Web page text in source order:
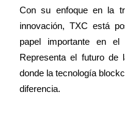
Inversión automática
Con su enfoque en la
innovación, TXC está
papel importante en el
Representa el futuro de
donde la tecnología
diferencia.